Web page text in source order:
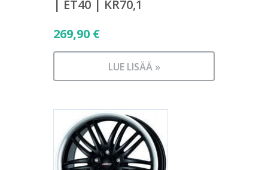
| ET40 | KR70,1
269,90 €
LUE LISÄÄ »